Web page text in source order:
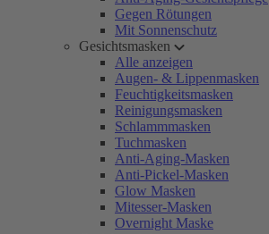
Gegen Rötungen
Mit Sonnenschutz
Gesichtsmasken
Alle anzeigen
Augen- & Lippenmasken
Feuchtigkeitsmasken
Reinigungsmasken
Schlammmasken
Tuchmasken
Anti-Aging-Masken
Anti-Pickel-Masken
Glow Masken
Mitesser-Masken
Overnight Maske